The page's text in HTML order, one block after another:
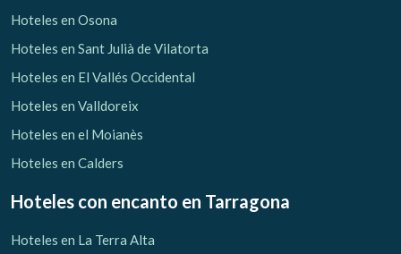
Hoteles en Osona
Hoteles en Sant Julià de Vilatorta
Hoteles en El Vallés Occidental
Hoteles en Valldoreix
Hoteles en el Moianès
Hoteles en Calders
Hoteles con encanto en Tarragona
Hoteles en La Terra Alta